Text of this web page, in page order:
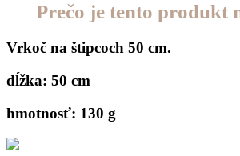
Prečo je tento produkt
Vrkoč na štipcoch 50 cm.
dĺžka: 50 cm
hmotnosť: 130 g